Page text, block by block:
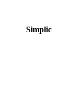
Simplic